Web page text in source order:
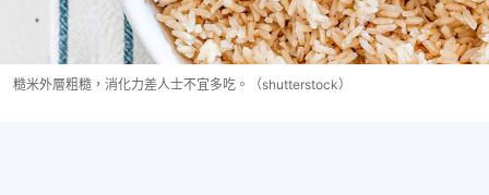
糙米外層粗糙，消化力差人士不宜多吃。（shutterstock）